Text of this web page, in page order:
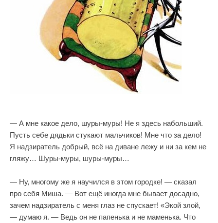
— А мне какое дело, шуры-муры! Не я здесь набольший.
Пусть себе дядьки стукают мальчиков! Мне что за дело!
Я надзиратель добрый, всё на диване лежу и ни за кем не
гляжу… Шуры-муры, шуры-муры…
— Ну, многому же я научился в этом городке! — сказал
про себя Миша. — Вот ещё иногда мне бывает досадно,
зачем надзиратель с меня глаз не спускает! «Экой злой,
— думаю я. — Ведь он не папенька и не маменька. Что